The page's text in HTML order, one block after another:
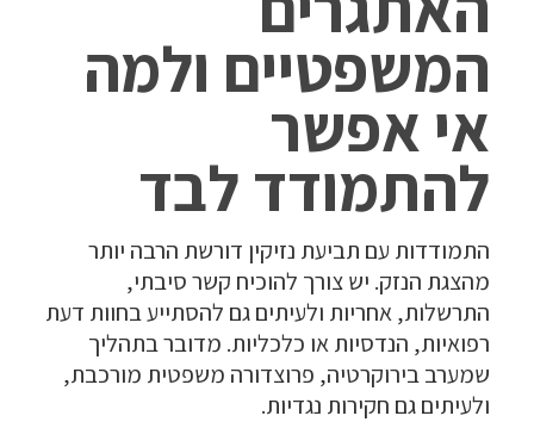
המשפטיים ולמה
אי אפשר
להתמודד לבד
התמודדות עם תביעת נזיקין דורשת הרבה יותר
מהצגת הנזק. יש צורך להוכיח קשר סיבתי,
התרשלות, אחריות ולעיתים גם להסתייע בחוות דעת
רפואיות, הנדסיות או כלכליות. מדובר בתהליך
שמערב בירוקרטיה, פרוצדורה משפטית מורכבת,
ולעיתים גם חקירות נגדיות.